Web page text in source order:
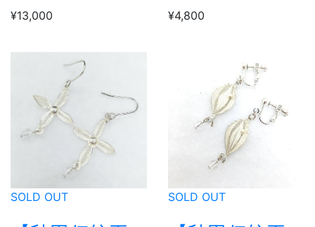
¥13,000 ¥4,800
SOLD OUT SOLD OUT